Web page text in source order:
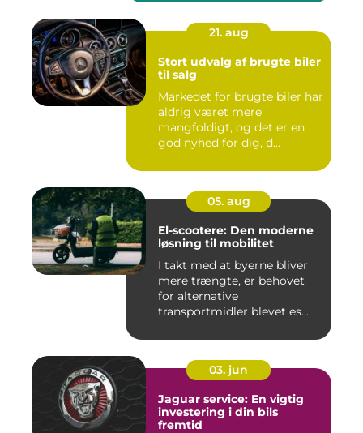
21. aug
Stort udvalg af brugte biler
til salg
Markedet for brugte biler har
aldrig været mere
mangfoldigt, og det er en
god nyhed for dig, d...
05. aug
El-scootere: Den moderne
løsning til mobilitet
I takt med at byerne bliver
mere trængte, er behovet
for alternative
transportmidler blevet es...
03. jun
Jaguar service: En vigtig
investering i din bils
fremtid